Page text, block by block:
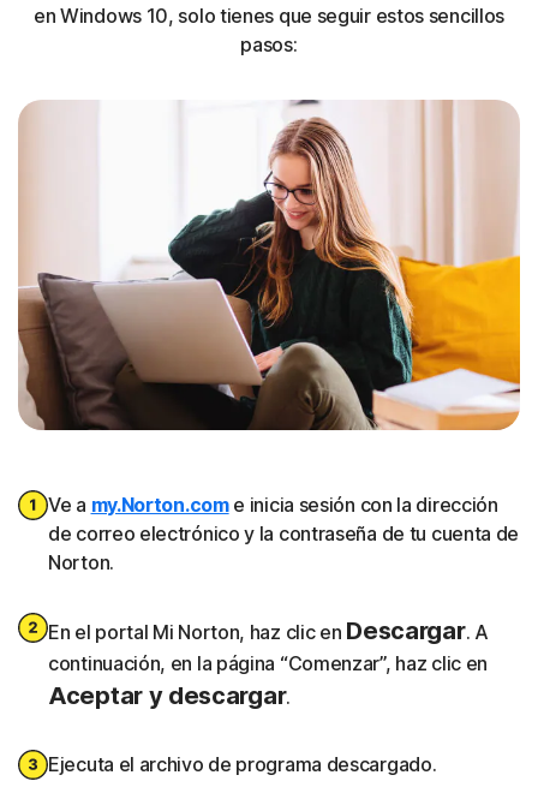
en Windows 10, solo tienes que seguir estos sencillos
pasos:
Ve a my.Norton.come inicia sesión con la dirección
de correo electrónico y la contraseña de tu cuenta de
Norton.
En el portal Mi Norton, haz clic en Descargar. A
continuación, en la página “Comenzar”, haz clic en
Aceptar y descargar.
Ejecuta el archivo de programa descargado.